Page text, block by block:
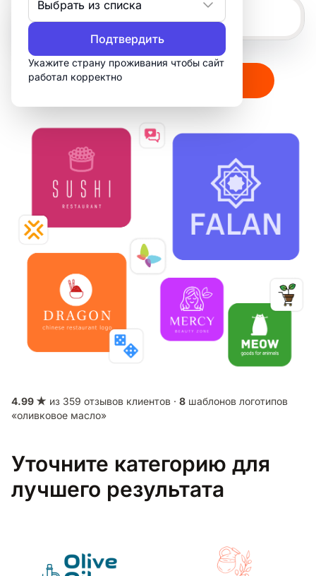
Выбрать из списка
Подтвердить
Укажите страну проживания чтобы сайт
работал корректноСоздать мой логотип
4.99 ★ из 359 отзывов клиентов · 8 шаблонов логотипов
«оливковое масло»
Уточните категорию для
лучшего результата